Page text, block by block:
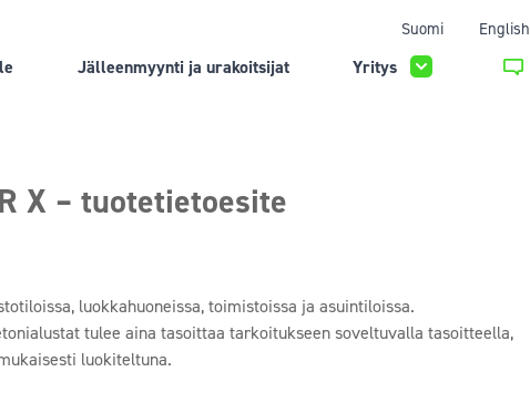
Suomi English
Jälleenmyynti ja urakoitsijat Yritys
X – tuotetietoesite
luokkahuoneissa, toimistoissa ja asuintiloissa.
tulee aina tasoittaa tarkoitukseen soveltuvalla tasoitteella,
luokiteltuna.